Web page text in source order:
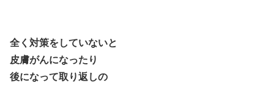
全く対策をしていないと
皮膚がんになったり
後になって取り返しの